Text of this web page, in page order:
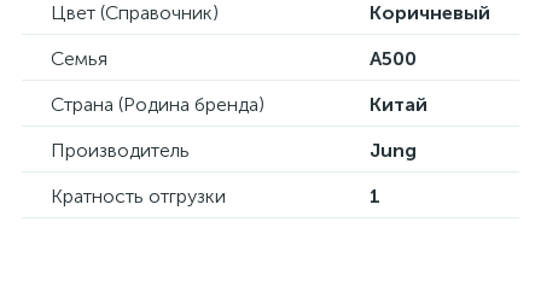
Цвет (Справочник)
Коричневый
Семья
A500
Страна (Родина бренда)
Китай
Производитель
Jung
Кратность отгрузки
1